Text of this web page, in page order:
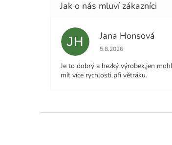
JH Jana Honsová
Hodnocení obchodu je
5.8.2026
Je to dobrý a hezký výrobek,jen mohl
mít více rychlosti při větráku.